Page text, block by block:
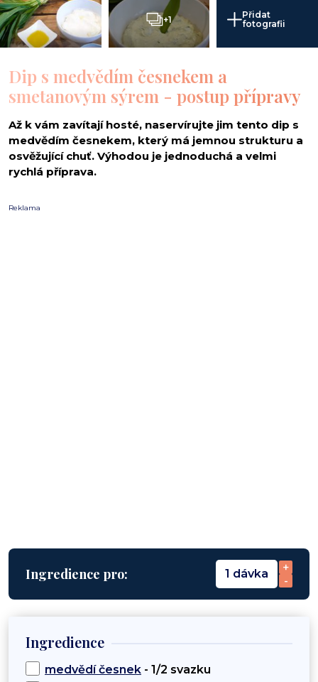
+1
Přidat
fotografii
Dip s medvědím česnekem a
smetanovým sýrem - postup přípravy
Až k vám zavítají hosté, naservírujte jim tento dip s
medvědím česnekem, který má jemnou strukturu a
osvěžující chuť. Výhodou je jednoduchá a velmi
rychlá příprava.
Reklama
Ingredience pro: 1 dávka
+
-
Ingredience
medvědí česnek - 1/2 svazku